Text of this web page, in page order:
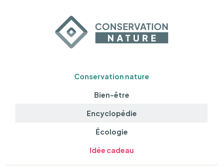
Conservation nature
Bien-être
Encyclopédie
Écologie
Idée cadeau